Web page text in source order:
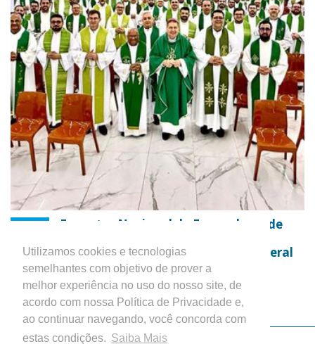
Utilizamos cookies e tecnologias
semelhantes com objetivo de prover a
melhor experiência no uso do nosso site, de
acordo com nossa Política de Privacidade e,
ao continuar navegando, você concorda com
estas condições. Saiba Mais
JUL
Encontro Nacional de Formadores de
cultura digital na formação presbiteral
Notícias em Geral